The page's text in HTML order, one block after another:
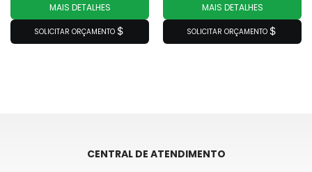
MAIS DETALHES
SOLICITAR ORÇAMENTO
MAIS DETALHES
SOLICITAR ORÇAMENTO
CENTRAL DE ATENDIMENTO